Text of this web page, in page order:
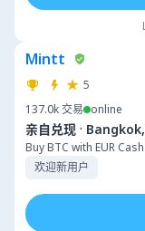
Mintt
5
137.0k交易 online
亲自兑现 ·
Buy BTC with EUR
欢迎新用户